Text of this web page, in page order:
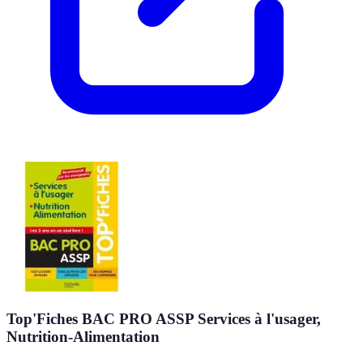
Top'Fiches BAC PRO ASSP Services à l'usager,
Nutrition-Alimentation